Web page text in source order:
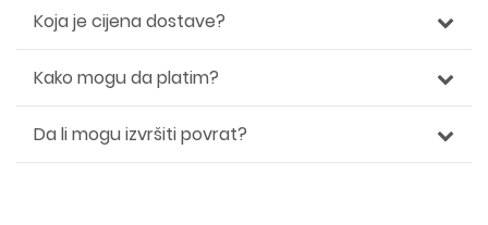
Koja je cijena dostave?
Kako mogu da platim?
Da li mogu izvršiti povrat?